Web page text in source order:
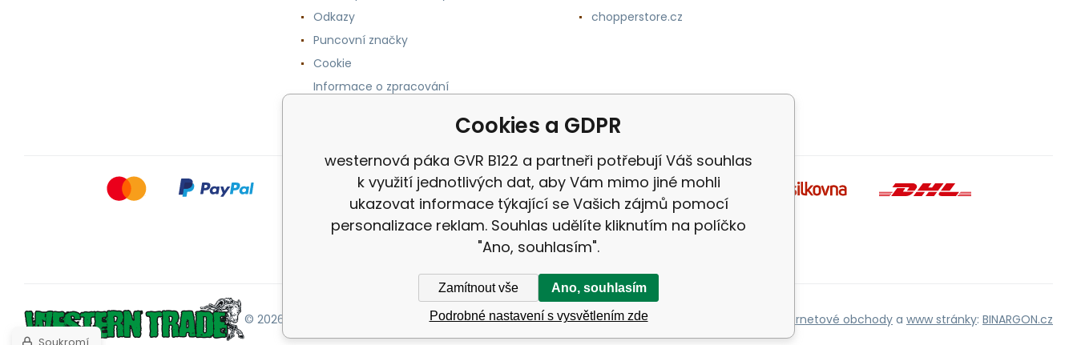
Odkazy
Puncovní značky
Cookie
Informace o zpracování
chopperstore.cz
© 2026 | Internetové obchody a www stránky: BINARGON.cz
Cookies a GDPR
westernová páka GVR B122 a partneři potřebují Váš souhlas
k využití jednotlivých dat, aby Vám mimo jiné mohli
ukazovat informace týkající se Vašich zájmů pomocí
personalizace reklam. Souhlas udělíte kliknutím na políčko
"Ano, souhlasím".
Zamítnout vše Ano, souhlasím
Podrobné nastavení s vysvětlením zde